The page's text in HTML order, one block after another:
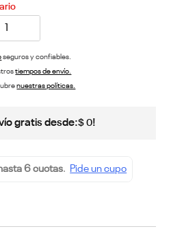
seguros y confiables.
tiempos de envío.
nuestras políticas.
gratis desde:$ 0!